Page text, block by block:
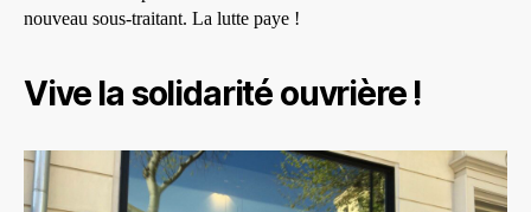
nouveau sous-traitant. La lutte paye !
Vive la solidarité ouvrière !